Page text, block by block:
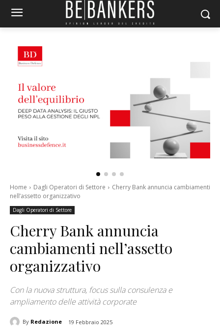
Home Dagli Operatori di Settore
Cherry Bank annuncia cambiamenti
nell’assetto organizzativo
Dagli Operatori di Settore
Cherry Bank annuncia
cambiamenti nell’assetto
organizzativo
Con la nuova struttura, focus sulla consulenza e
ampliamento delle attività corporate
By Redazione 19 Febbraio 2025